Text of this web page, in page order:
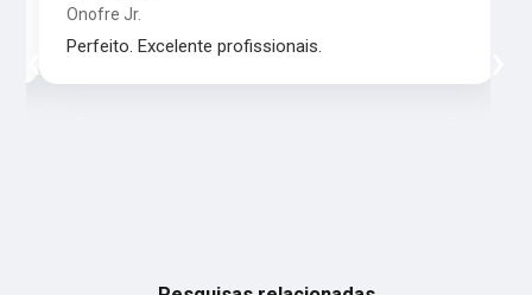
Onofre Jr.
Perfeito. Excelente profissionais.
‹